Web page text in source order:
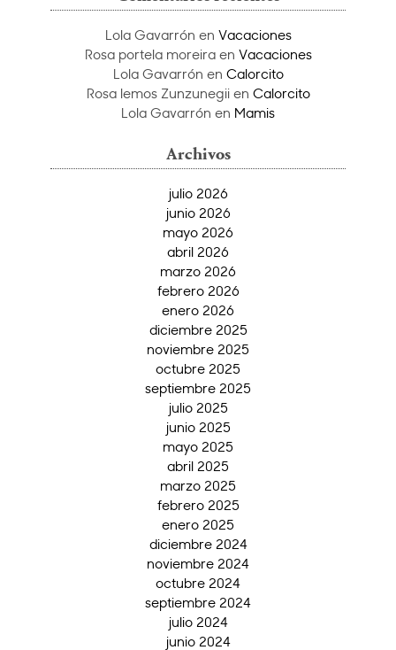
Lola Gavarrón en Vacaciones
Rosa portela moreiraen Vacaciones
Lola Gavarrón en Calorcito
Rosa lemos Zunzunegiien Calorcito
Lola Gavarrón en Mamis
Archivos
julio 2026
junio 2026
mayo 2026
abril 2026
marzo 2026
febrero 2026
enero 2026
diciembre 2025
noviembre 2025
octubre 2025
septiembre 2025
julio 2025
junio 2025
mayo 2025
abril 2025
marzo 2025
febrero 2025
enero 2025
diciembre 2024
noviembre 2024
octubre 2024
septiembre 2024
julio 2024
junio 2024